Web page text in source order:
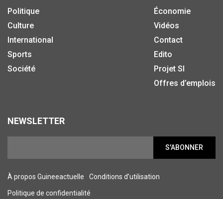
Politique
Culture
International
Sports
Société
Économie
Vidéos
Contact
Edito
Projet SI
Offres d’emplois
NEWSLETTER
S'ABONNER
À propos Guineeactuelle Conditions d’utilisation
Politique de confidentialité